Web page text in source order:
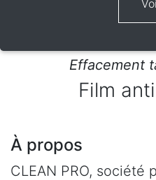
Effacement
Film
À propos
CLEAN PRO, société